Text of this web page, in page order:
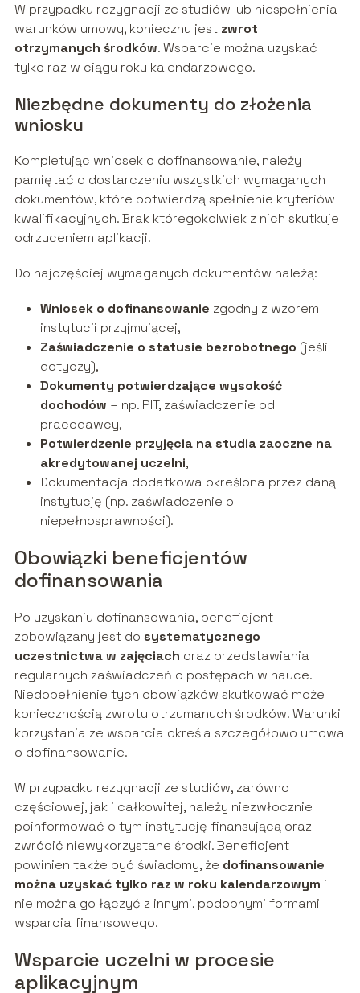
W przypadku rezygnacji ze studiów lub niespełnienia
warunków umowy, konieczny jest zwrot
otrzymanych środków. Wsparcie można uzyskać
tylko raz w ciągu roku kalendarzowego.
Niezbędne dokumenty do złożenia
wniosku
Kompletując wniosek o dofinansowanie, należy
pamiętać o dostarczeniu wszystkich wymaganych
dokumentów, które potwierdzą spełnienie kryteriów
kwalifikacyjnych. Brak któregokolwiek z nich skutkuje
odrzuceniem aplikacji.
Do najczęściej wymaganych dokumentów należą:
Wniosek o dofinansowanie zgodny z wzorem
instytucji przyjmującej,
Zaświadczenie o statusie bezrobotnego (jeśli
dotyczy),
Dokumenty potwierdzające wysokość
dochodów – np. PIT, zaświadczenie od
pracodawcy,
Potwierdzenie przyjęcia na studia zaoczne na
akredytowanej uczelni,
Dokumentacja dodatkowa określona przez daną
instytucję (np. zaświadczenie o
niepełnosprawności).
Obowiązki beneficjentów
dofinansowania
Po uzyskaniu dofinansowania, beneficjent
zobowiązany jest do systematycznego
uczestnictwa w zajęciach oraz przedstawiania
regularnych zaświadczeń o postępach w nauce.
Niedopełnienie tych obowiązków skutkować może
koniecznością zwrotu otrzymanych środków. Warunki
korzystania ze wsparcia określa szczegółowo umowa
o dofinansowanie.
W przypadku rezygnacji ze studiów, zarówno
częściowej, jak i całkowitej, należy niezwłocznie
poinformować o tym instytucję finansującą oraz
zwrócić niewykorzystane środki. Beneficjent
powinien także być świadomy, że dofinansowanie
można uzyskać tylko raz w roku kalendarzowym i
nie można go łączyć z innymi, podobnymi formami
wsparcia finansowego.
Wsparcie uczelni w procesie
aplikacyjnym